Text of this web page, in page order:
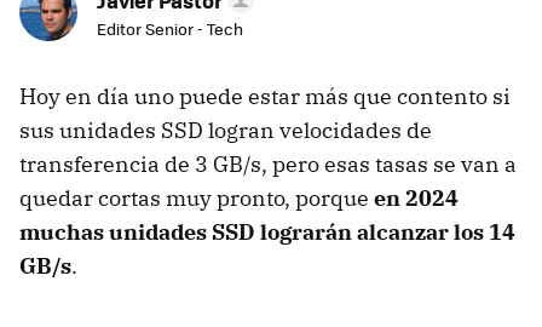
Editor Senior - Tech
Hoy en día uno puede estar más que contento si
sus unidades SSD logran velocidades de
transferencia de 3 GB/s, pero esas tasas se van a
quedar cortas muy pronto, porque en 2024
muchas unidades SSD lograrán alcanzar los 14
GB/s.